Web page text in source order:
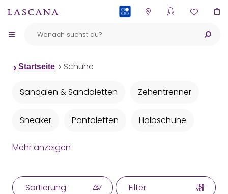
Startseite Schuhe
Sandalen & Sandaletten Zehentrenner
Sneaker Pantoletten Halbschuhe
High Heels & Pumps
Winterstiefel Hausschuhe
Mehr anzeigen
Sortierung Filter